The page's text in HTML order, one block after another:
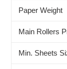
Paper Weight
Main Rollers
Min. Sheets